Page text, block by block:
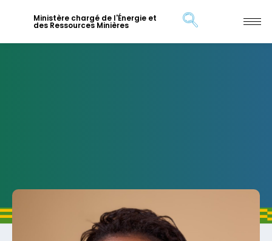
Ministère chargé de l'Énergie et
des Ressources Minières